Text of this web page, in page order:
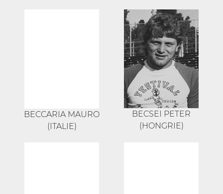
BECCARIA MAURO
(ITALIE)
BECSEI PETER
(HONGRIE)